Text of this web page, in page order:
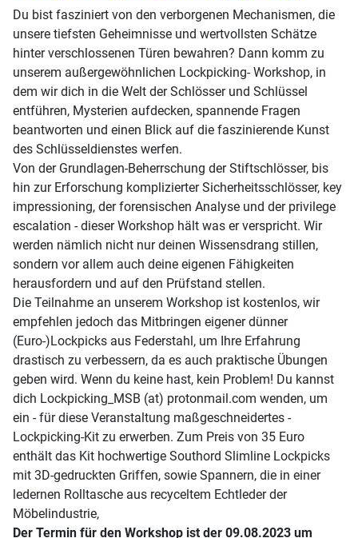
Du bist fasziniert von den verborgenen Mechanismen, die
unsere tiefsten Geheimnisse und wertvollsten Schätze
hinter verschlossenen Türen bewahren? Dann komm zu
unserem außergewöhnlichen Lockpicking- Workshop, in
dem wir dich in die Welt der Schlösser und Schlüssel
entführen, Mysterien aufdecken, spannende Fragen
beantworten und einen Blick auf die faszinierende Kunst
des Schlüsseldienstes werfen.
Von der Grundlagen-Beherrschung der Stiftschlösser, bis
hin zur Erforschung komplizierter Sicherheitsschlösser, key
impressioning, der forensischen Analyse und der privilege
escalation - dieser Workshop hält was er verspricht. Wir
werden nämlich nicht nur deinen Wissensdrang stillen,
sondern vor allem auch deine eigenen Fähigkeiten
herausfordern und auf den Prüfstand stellen.
Die Teilnahme an unserem Workshop ist kostenlos, wir
empfehlen jedoch das Mitbringen eigener dünner
(Euro-)Lockpicks aus Federstahl, um Ihre Erfahrung
drastisch zu verbessern, da es auch praktische Übungen
geben wird. Wenn du keine hast, kein Problem! Du kannst
dich Lockpicking_MSB (at) protonmail.com wenden, um
ein - für diese Veranstaltung maßgeschneidertes -
Lockpicking-Kit zu erwerben. Zum Preis von 35 Euro
enthält das Kit hochwertige Southord Slimline Lockpicks
mit 3D-gedruckten Griffen, sowie Spannern, die in einer
ledernen Rolltasche aus recyceltem Echtleder der
Möbelindustrie,
Der Termin für den Workshop ist der 09.08.2023 um